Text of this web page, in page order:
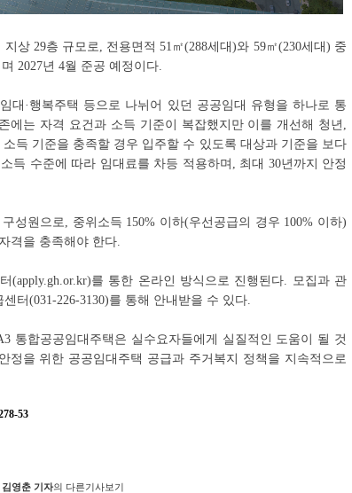
상 29층 규모로, 전용면적 51㎡(288세대)와 59㎡(230세대) 중
2027년 4월 준공 예정이다.
대·행복주택 등으로 나뉘어 있던 공공임대 유형을 하나로 통
에는 자격 요건과 소득 기준이 복잡했지만 이를 개선해 청년,
득 기준을 충족할 경우 입주할 수 있도록 대상과 기준을 보다
득 수준에 따라 임대료를 차등 적용하며, 최대 30년까지 안정
성원으로, 중위소득 150% 이하(우선공급의 경우 100% 이하)
격을 충족해야 한다.
(apply.gh.or.kr)를 통한 온라인 방식으로 진행된다. 모집과 관
터(031-226-3130)를 통해 안내받을 수 있다.
통합공공임대주택은 실수요자들에게 실질적인 도움이 될 것
정을 위한 공공임대주택 공급과 주거복지 정책을 지속적으로
53
김영춘 기자의 다른기사보기